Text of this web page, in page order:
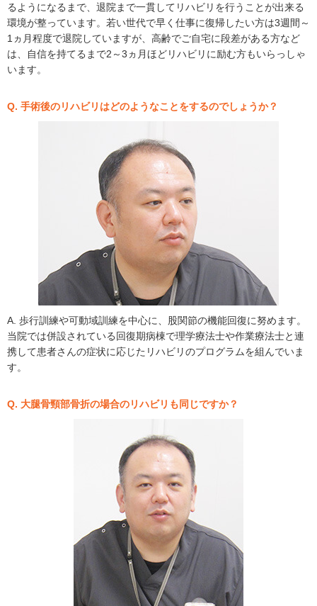
るようになるまで、退院まで一貫してリハビリを行うことが出来る
環境が整っています。若い世代で早く仕事に復帰したい方は3週間～
1ヵ月程度で退院していますが、高齢でご自宅に段差がある方など
は、自信を持てるまで2～3ヵ月ほどリハビリに励む方もいらっしゃ
います。
Q. 手術後のリハビリはどのようなことをするのでしょうか？
A. 歩行訓練や可動域訓練を中心に、股関節の機能回復に努めます。
当院では併設されている回復期病棟で理学療法士や作業療法士と連
携して患者さんの症状に応じたリハビリのプログラムを組んでいま
す。
Q. 大腿骨頸部骨折の場合のリハビリも同じですか？